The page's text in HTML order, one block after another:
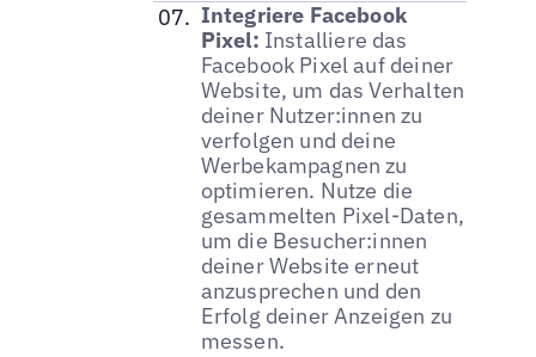
Integriere Facebook
Pixel: Installiere das
Facebook Pixel auf deiner
Website, um das Verhalten
deiner Nutzer:innen zu
verfolgen und deine
Werbekampagnen zu
optimieren. Nutze die
gesammelten Pixel-Daten,
um die Besucher:innen
deiner Website erneut
anzusprechen und den
Erfolg deiner Anzeigen zu
messen.